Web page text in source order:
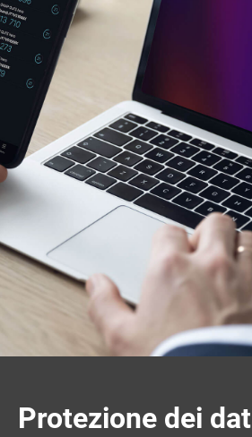
Protezione dei